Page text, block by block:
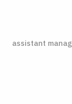
assistant